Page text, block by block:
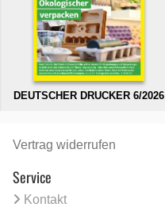
DEUTSCHER DRUCKER 6/2026
Vertrag widerrufen
Service
Kontakt